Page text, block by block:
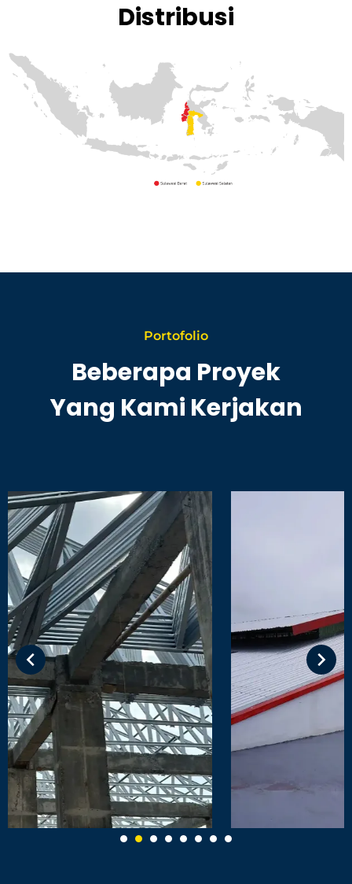
Distribusi
Portofolio
Beberapa Proyek
Yang Kami Kerjakan